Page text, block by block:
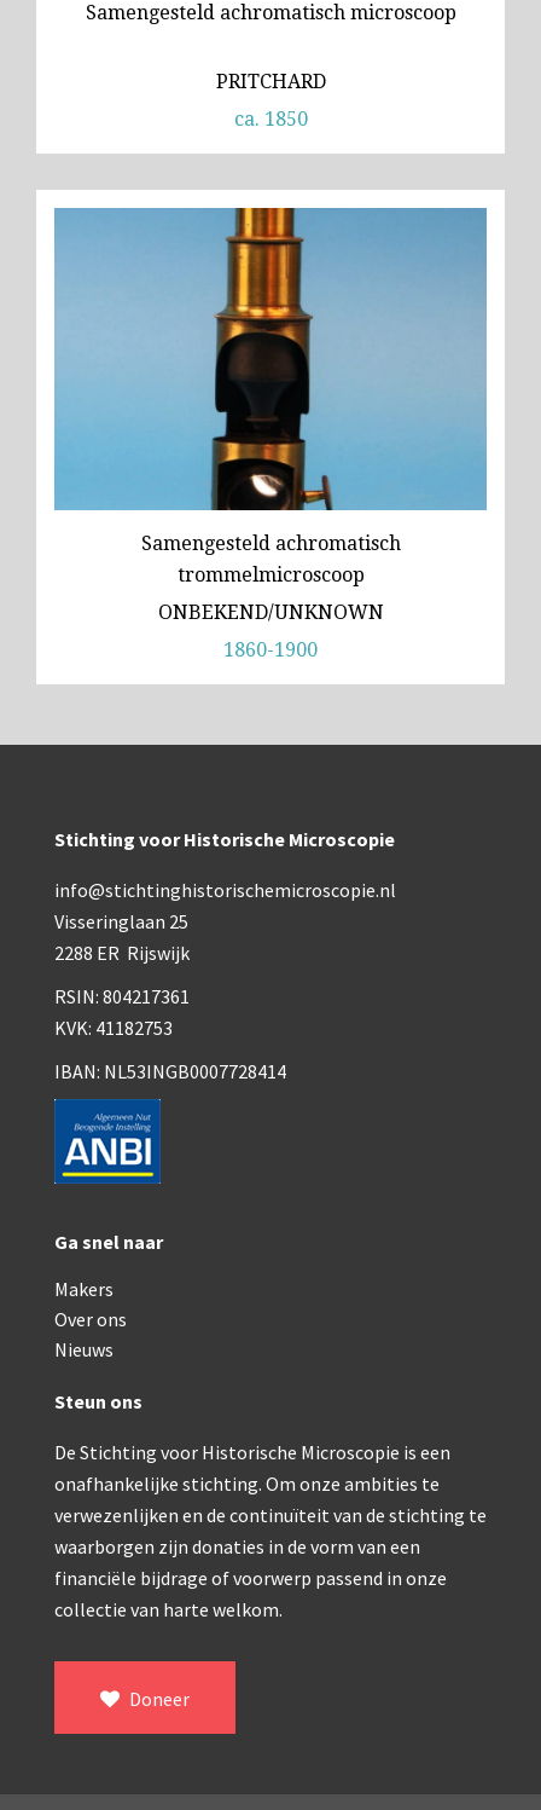
Samengesteld achromatisch microscoop
PRITCHARD
ca. 1850
Samengesteld achromatisch
trommelmicroscoop
ONBEKEND/UNKNOWN
1860-1900
Stichting voor Historische Microscopie
info@stichtinghistorischemicroscopie.nl
Visseringlaan 25
2288 ER Rijswijk
RSIN: 804217361
KVK: 41182753
IBAN: NL53INGB0007728414
Ga snel naar
Makers
Over ons
Nieuws
Steun ons
De Stichting voor Historische Microscopie is een
onafhankelijke stichting. Om onze ambities te
verwezenlijken en de continuïteit van de stichting te
waarborgen zijn donaties in de vorm van een
financiële bijdrage of voorwerp passend in onze
collectie van harte welkom.
Doneer